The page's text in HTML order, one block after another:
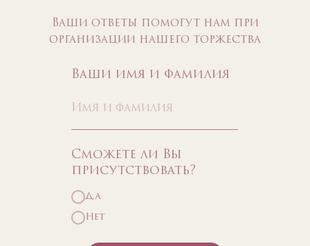
Ваши имя и фамилия
Сможете ли Вы
присутствовать?
Да
Нет
Ваши ответы помогут нам при
организации нашего торжества